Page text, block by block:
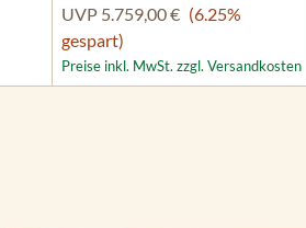
UVP 5.759,00 € (6.25%
gespart)
Preise inkl. MwSt. zzgl. Versandkosten